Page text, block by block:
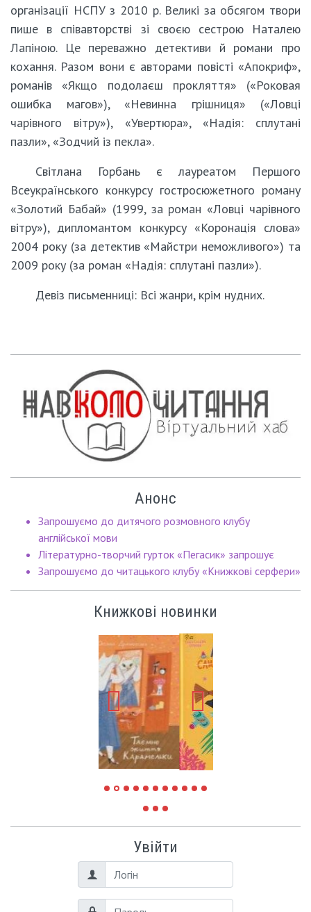
організації НСПУ з 2010 р. Великі за обсягом твори
пише в співавторстві зі своєю сестрою Наталею
Лапіною. Це переважно детективи й романи про
кохання. Разом вони є авторами повісті «Апокриф»,
романів «Якщо подолаєш прокляття» («Роковая
ошибка магов»), «Невинна грішниця» («Ловці
чарівного вітру»), «Увертюра», «Надія: сплутані
пазли», «Зодчий із пекла».
Світлана Горбань є лауреатом Першого
Всеукраїнського конкурсу гостросюжетного роману
«Золотий Бабай» (1999, за роман «Ловці чарівного
вітру»), дипломантом конкурсу «Коронація слова»
2004 року (за детектив «Майстри неможливого») та
2009 року (за роман «Надія: сплутані пазли»).
Девіз письменниці: Всі жанри, крім нудних.
Анонс
Запрошуємо до дитячого розмовного клубу
англійської мови
Літературно-творчий гурток «Пегасик» запрошує
Запрошуємо до читацького клубу «Книжкові серфери»
Книжкові новинки
Увійти
Логін